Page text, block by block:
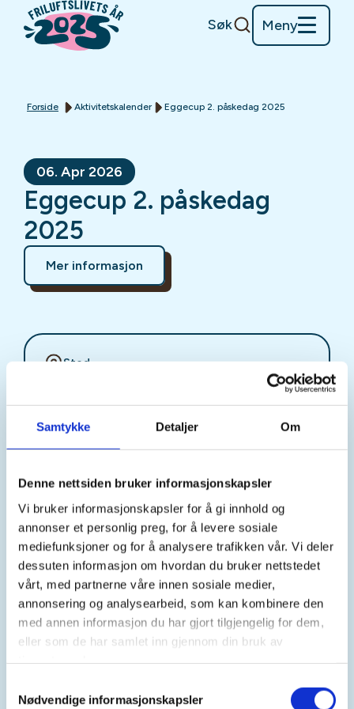
Samtykke Detaljer Om
Denne nettsiden bruker informasjonskapsler
Vi bruker informasjonskapsler for å gi innhold og
annonser et personlig preg, for å levere sosiale
mediefunksjoner og for å analysere trafikken vår. Vi deler
dessuten informasjon om hvordan du bruker nettstedet
vårt, med partnerne våre innen sosiale medier,
annonsering og analysearbeid, som kan kombinere den
med annen informasjon du har gjort tilgjengelig for dem,
eller som de har samlet inn gjennom din bruk av
Nødvendige informasjonskapsler
Søk Meny
Forside Aktivitetskalender Eggecup 2. påskedag 2025
06. Apr 2026
Eggecup 2. påskedag
2025
Mer informasjon
Sted
Tid
Kl. 10.00 - 12.00
Arrangør
Eidskog JFF
Kontaktperson
kjelleiriks@hotmail.com